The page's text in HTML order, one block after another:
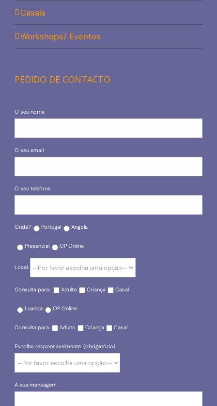
Casais
Workshops/ Eventos
PEDIDO DE CONTACTO
O seu nome
O seu email
O seu telefone
Onde? Portugal Angola
Presencial OP Online
Local:
Consulta para: Adulto Criança Casal
Luanda OP Online
Consulta para: Adulto Criança Casal
Escolho responsavelmente: (obrigatório)
A sua mensagem